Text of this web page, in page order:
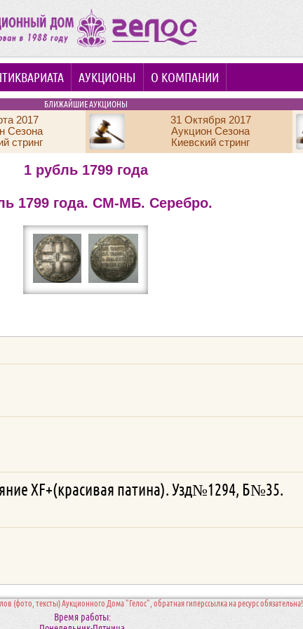
АУКЦИОНЫ О КОМПАНИИ
БЛИЖАЙШИЕ АУКЦИОНЫ
2017
Сезона
стринг
31 Октября 2017
Аукцион Сезона
Киевский стринг
1 рубль 1799 года
1799 года. СМ-МБ. Серебро.
XF+(красивая патина). Узд№1294, Б№35.
(фото, тексты) Аукционного Дома "Гелос", обратная гиперссылка на ресурс обязательна!
Время работы: